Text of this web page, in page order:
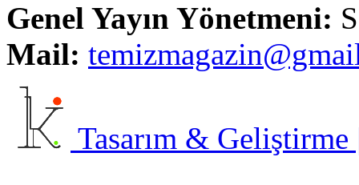
Genel Yayın Yönetmeni:
Mail: t
Tasarım &